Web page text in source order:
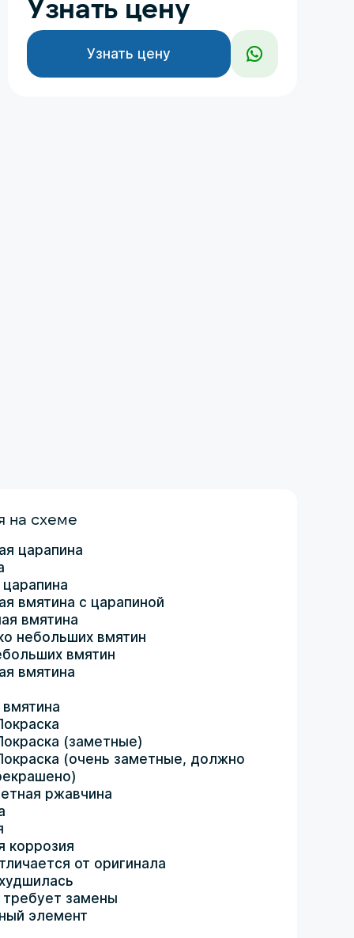
Узнать цену
на схеме
царапина
вмятина с царапиной
вмятина
небольших вмятин
вмятин
вмятина
(заметные)
(очень заметные, должно
ржавчина
коррозия
от оригинала
замены
элемент